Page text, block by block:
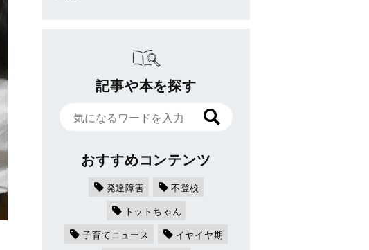
記事や本を探す
おすすめコンテンツ
発達障害
不登校
トットちゃん
子育てニュース
イヤイヤ期